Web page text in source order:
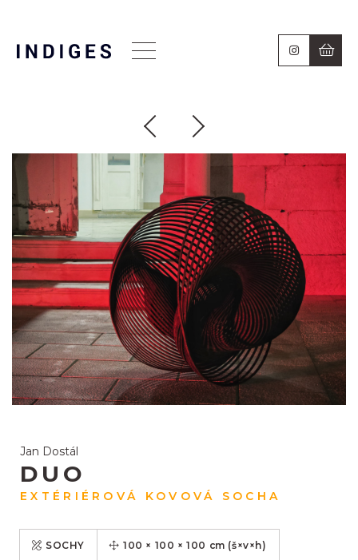
Jan Dostál
DUO
EXTÉRIÉROVÁ KOVOVÁ SOCHA
SOCHY 100 × 100 × 100 cm (š×v×h)